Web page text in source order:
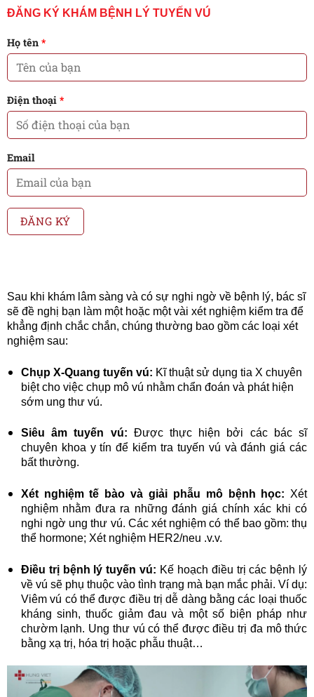
ĐĂNG KÝ KHÁM BỆNH LÝ TUYẾN VÚ
Họ tên *
Điện thoại *
Email
Sau khi khám lâm sàng và có sự nghi ngờ về bệnh lý, bác sĩ
sẽ đề nghị bạn làm một hoặc một vài xét nghiệm kiểm tra để
khẳng định chắc chắn, chúng thường bao gồm các loại xét
nghiệm sau:
Chụp X-Quang tuyến vú: Kĩ thuật sử dụng tia X chuyên
biệt cho việc chụp mô vú nhằm chẩn đoán và phát hiện
sớm ung thư vú.
Siêu âm tuyến vú: Được thực hiện bởi các bác sĩ
chuyên khoa y tín để kiểm tra tuyến vú và đánh giá các
bất thường.
Xét nghiệm tế bào và giải phẫu mô bệnh học: Xét
nghiệm nhằm đưa ra những đánh giá chính xác khi có
nghi ngờ ung thư vú. Các xét nghiệm có thể bao gồm: thụ
thể hormone; Xét nghiệm HER2/neu .v.v.
Điều trị bệnh lý tuyến vú: Kế hoạch điều trị các bệnh lý
về vú sẽ phụ thuộc vào tình trạng mà bạn mắc phải. Ví dụ:
Viêm vú có thể được điều trị dễ dàng bằng các loại thuốc
kháng sinh, thuốc giảm đau và một số biện pháp như
chườm lạnh. Ung thư vú có thể được điều trị đa mô thức
bằng xạ trị, hóa trị hoặc phẫu thuật…